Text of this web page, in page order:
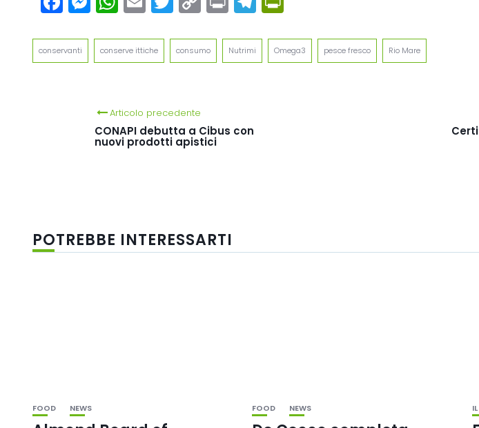
Link
conservanti conserve ittiche consumo Nutrimi Omega3 pesce fresco Rio Mare
Articolo precedente
CONAPI debutta a Cibus con
nuovi prodotti apistici
POTREBBE INTERESSARTI
FOOD NEWS FOOD NEWS